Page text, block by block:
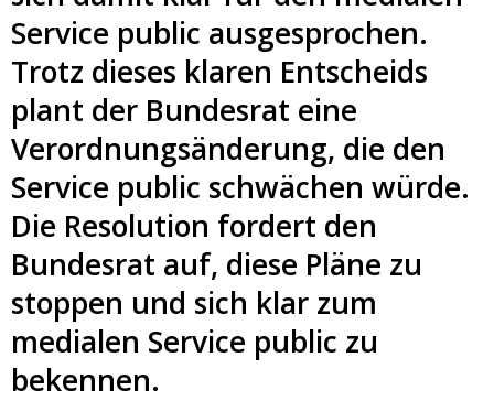
Service public ausgesprochen.
Trotz dieses klaren Entscheids
plant der Bundesrat eine
Verordnungsänderung, die den
Service public schwächen würde.
Die Resolution fordert den
Bundesrat auf, diese Pläne zu
stoppen und sich klar zum
medialen Service public zu
bekennen.